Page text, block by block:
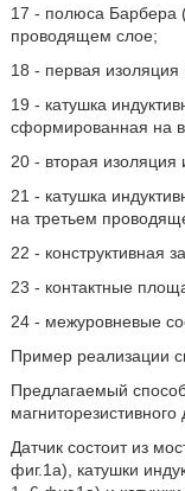
17 - полюса Барбера
проводящем слое;
18 - первая
19 - катушка
сформированная на
20 - вторая изоляция
21 - катушка
на третьем
22 - конструктивная
23 - контактные
24 - межуровневые
Пример реализации
Предлагаемый
Датчик состоит из
фиг.1а), катушки